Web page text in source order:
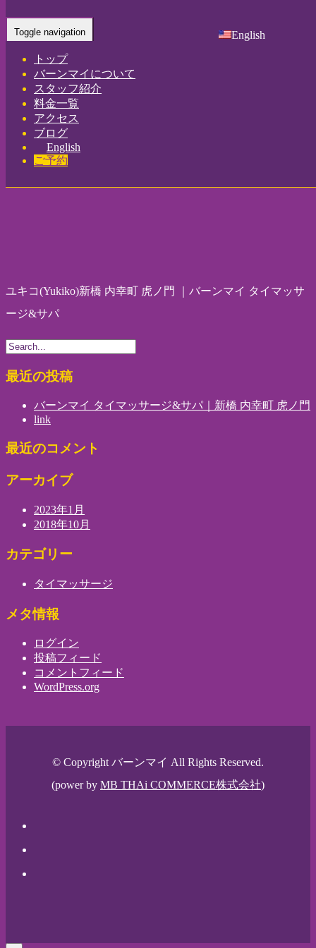
English
Toggle navigation
トップ
バーンマイについて
スタッフ紹介
料金一覧
アクセス
ブログ
English
ご予約
Home - ユキコ…
ユキコ(Yukiko)新橋 内幸町 虎ノ門 ｜バーンマイ タイマッサ
ージ&サパ
最近の投稿
バーンマイ タイマッサージ&サパ｜新橋 内幸町 虎ノ門
link
最近のコメント
アーカイブ
2023年1月
2018年10月
カテゴリー
タイマッサージ
メタ情報
ログイン
投稿フィード
コメントフィード
WordPress.org
© Copyright バーンマイ All Rights Reserved.
(power by MB THAi COMMERCE株式会社)